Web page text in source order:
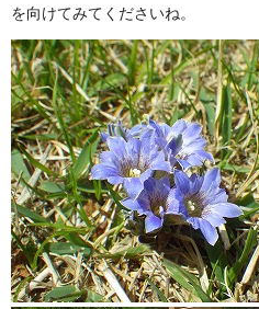
を向けてみてくださいね。